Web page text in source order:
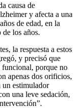
causa de
y afecta a una
de edad, en la
los años.
la respuesta a estos
y precisó que
funcional, porque no
apenas dos orificios,
un estimulador
una leve sedación,